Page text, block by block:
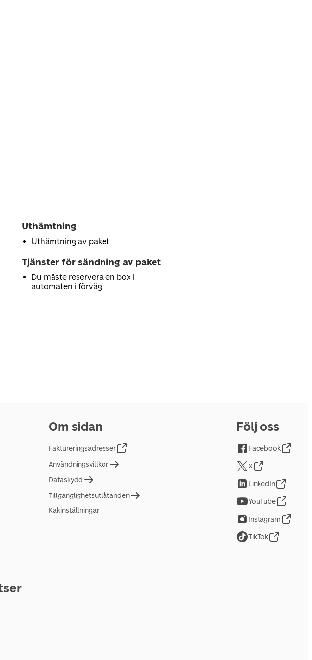
Uthämtning
Uthämtning av paket
Tjänster för sändning av paket
Du måste reservera en box i
automaten i förväg
Om sidan
Faktureringsadresser
Användningsvillkor
Dataskydd
Tillgänglighetsutlåtanden
Kakinställningar
Följ oss
Facebook
X
LinkedIn
YouTube
Instagram
TikTok